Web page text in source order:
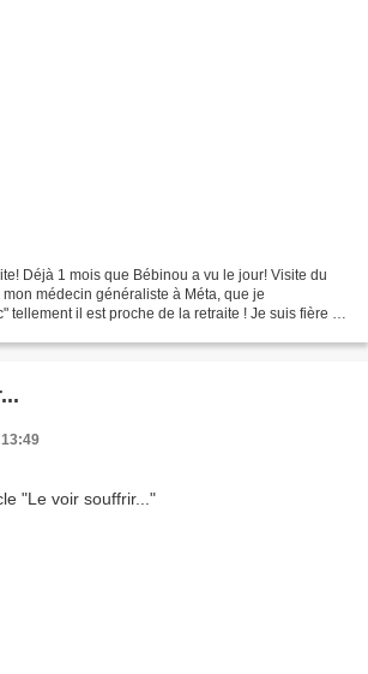
Déjà 1 mois que Bébinou a vu le jour! Visite du
médecin généraliste à Méta, que je
tellement il est proche de la retraite ! Je suis fière de